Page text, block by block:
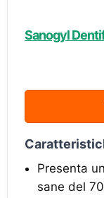
Sanogyl
Presenta
sane del